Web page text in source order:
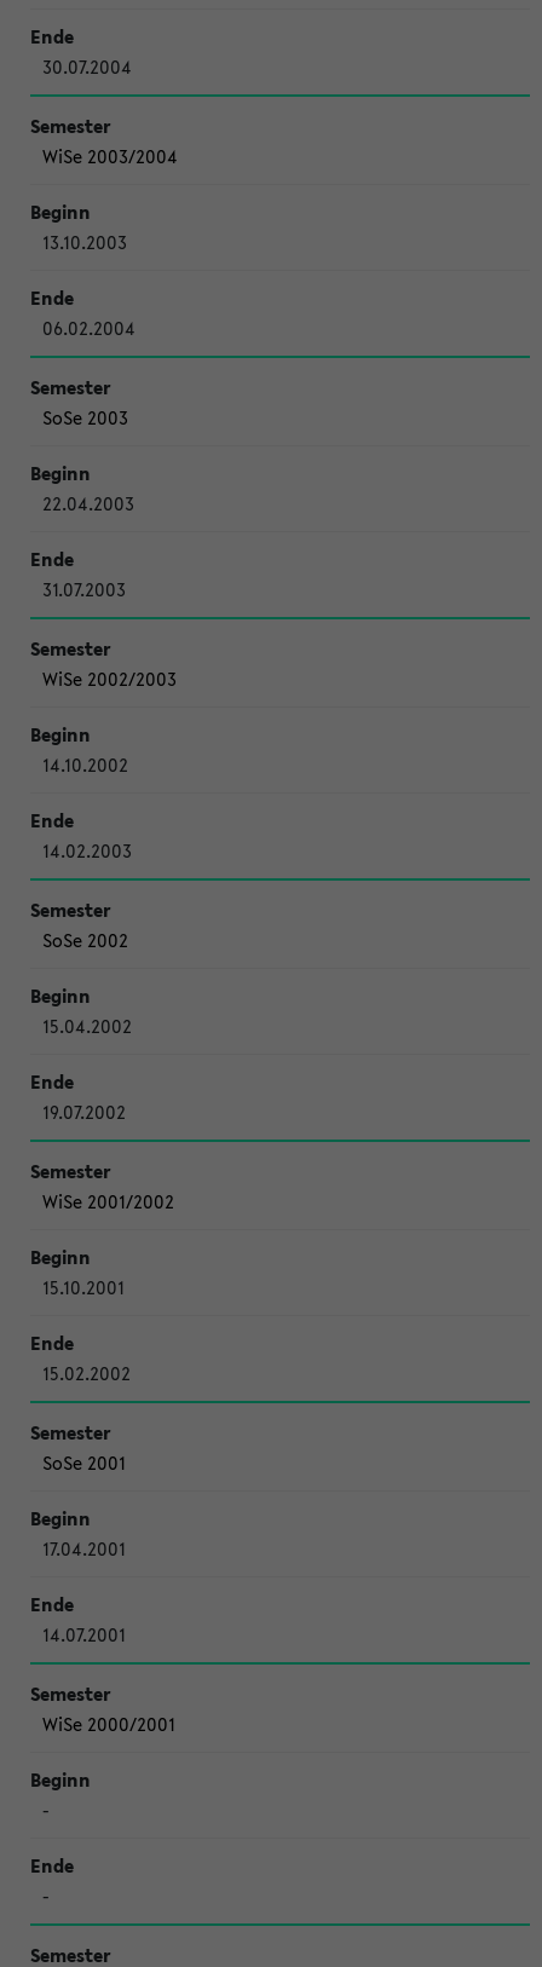
30.07.2004
WiSe 2003/2004
13.10.2003
06.02.2004
SoSe 2003
22.04.2003
31.07.2003
WiSe 2002/2003
14.10.2002
14.02.2003
SoSe 2002
15.04.2002
19.07.2002
WiSe 2001/2002
15.10.2001
15.02.2002
SoSe 2001
17.04.2001
14.07.2001
WiSe 2000/2001
-
-